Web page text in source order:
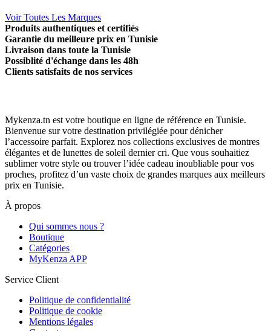
Voir Toutes Les Marques
Produits authentiques et certifiés
Garantie du meilleure prix en Tunisie
Livraison dans toute la Tunisie
Possiblité d'échange dans les 48h
Clients satisfaits de nos services
Mykenza.tn est votre boutique en ligne de référence en Tunisie.
Bienvenue sur votre destination privilégiée pour dénicher
l’accessoire parfait. Explorez nos collections exclusives de montres
élégantes et de lunettes de soleil dernier cri. Que vous souhaitiez
sublimer votre style ou trouver l’idée cadeau inoubliable pour vos
proches, profitez d’un vaste choix de grandes marques aux meilleurs
prix en Tunisie.
À propos
Qui sommes nous ?
Boutique
Catégories
MyKenza APP
Service Client
Politique de confidentialité
Politique de cookie
Mentions légales